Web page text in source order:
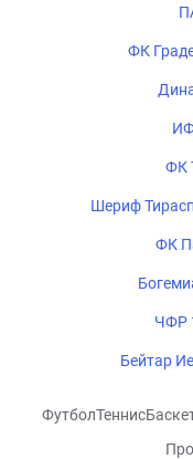
ФК
ФК
Шериф
ФК
ЧФР
Бейтар
ФутболТеннис